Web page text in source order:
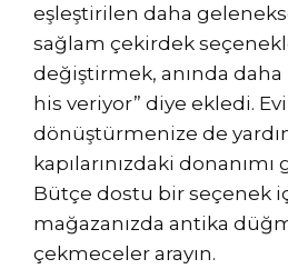
eşleştirilen daha
sağlam çekirdek
değiştirmek, anında daha
his veriyor” diye ekledi.
dönüştürmenize de
kapılarınızdaki
Bütçe dostu bir seçenek
mağazanızda antika
çekmeceler arayın.